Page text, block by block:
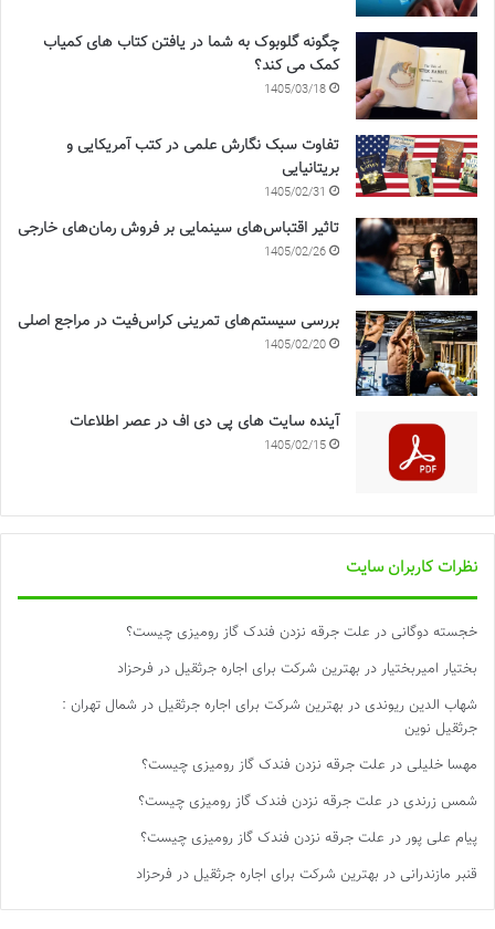
چگونه گلوبوک به شما در یافتن کتاب های کمیاب
کمک می کند؟
1405/03/18
تفاوت سبک نگارش علمی در کتب آمریکایی و
بریتانیایی
1405/02/31
تاثیر اقتباس‌های سینمایی بر فروش رمان‌های خارجی
1405/02/26
بررسی سیستم‌های تمرینی کراس‌فیت در مراجع اصلی
1405/02/20
آینده سایت های پی دی اف در عصر اطلاعات
1405/02/15
نظرات کاربران سایت
خجسته دوگانی در علت جرقه نزدن فندک گاز رومیزی چیست؟
بختیار امیربختیار در بهترین شرکت برای اجاره جرثقیل در فرحزاد
شهاب الدین ریوندی در بهترین شرکت برای اجاره جرثقیل در شمال تهران :
جرثقیل نوین
مهسا خلیلی در علت جرقه نزدن فندک گاز رومیزی چیست؟
شمس زرندی در علت جرقه نزدن فندک گاز رومیزی چیست؟
پیام علی پور در علت جرقه نزدن فندک گاز رومیزی چیست؟
قنبر مازندرانی در بهترین شرکت برای اجاره جرثقیل در فرحزاد